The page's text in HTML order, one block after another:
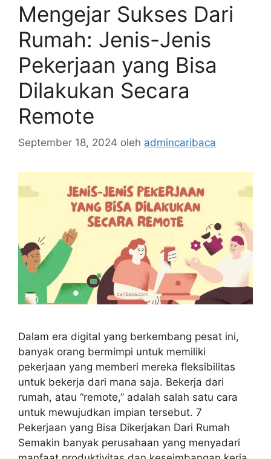
Mengejar Sukses Dari
Rumah: Jenis-Jenis
Pekerjaan yang Bisa
Dilakukan Secara
Remote
September 18, 2024 oleh admincaribaca
Dalam era digital yang berkembang pesat ini,
banyak orang bermimpi untuk memiliki
pekerjaan yang memberi mereka fleksibilitas
untuk bekerja dari mana saja. Bekerja dari
rumah, atau “remote,” adalah salah satu cara
untuk mewujudkan impian tersebut. 7
Pekerjaan yang Bisa Dikerjakan Dari Rumah
Semakin banyak perusahaan yang menyadari